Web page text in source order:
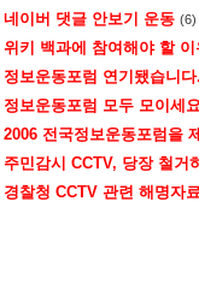
네이버 댓글 안보기 운동 (6)
위키 백과에 참여해야 할 이
정보운동포럼 연기됐습니다.
정보운동포럼 모두 모이세
2006 전국정보운동포럼을
주민감시 CCTV, 당장 철거
경찰청 CCTV 관련 해명자료